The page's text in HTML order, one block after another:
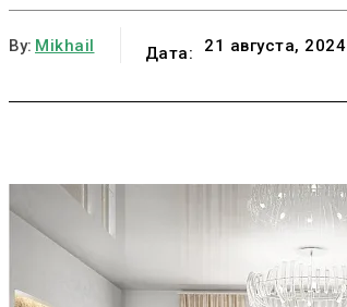
By: Mikhail Дата: 21 августа, 2024